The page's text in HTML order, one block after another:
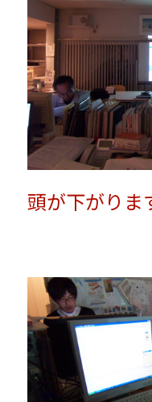
頭が下がりま